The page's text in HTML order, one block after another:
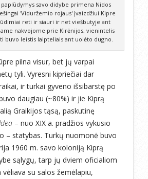
savo didybe primena Nidos
'Viduržemio rojaus' įvaizdžiui Kipre
reti ir siauri ir net viešbutyje ant
nakvojome prie Kirėnijos, vienintelis
buvo leistis laipteliais ant uolėto dugno.
pilna visur, bet jų varpai
tyli. Vyresni kipriečiai dar
ir turkai gyveno išsibarstę po
daugiau (~80%) ir jie Kiprą
Graikijos tąsą, paskutinę
– nuo XIX a. pradžios vykusio
– statybas. Turkų nuomonė buvo
1960 m. savo koloniją Kiprą
sąlygų, tarp jų dviem oficialiom
su salos žemėlapiu,